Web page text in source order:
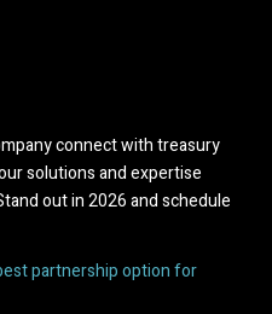
connect with treasury
solutions and expertise
out in 2026 and schedule
partnership option for